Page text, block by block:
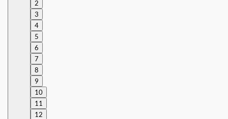
2
3
4
5
6
7
8
9
10
11
12